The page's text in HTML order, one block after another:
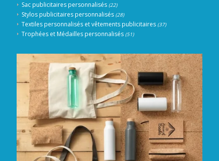
Sac publicitaires personnalisés (22)
Stylos publicitaires personnalisés (28)
Textiles personnalisés et vêtements publicitaires (37)
Trophées et Médailles personnalisés (51)